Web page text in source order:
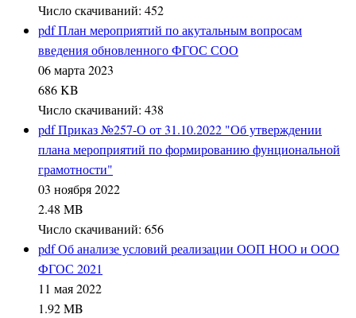
Число скачиваний: 452
pdfПлан мероприятий по акутальным вопросам
введения обновленного ФГОС СОО
06 марта 2023
686 KB
Число скачиваний: 438
pdfПриказ №257-О от 31.10.2022 "Об утверждении
плана мероприятий по формированию фунциональной
грамотности"
03 ноября 2022
2.48 MB
Число скачиваний: 656
pdfОб анализе условий реализации ООП НОО и ООО
ФГОС 2021
11 мая 2022
1.92 MB